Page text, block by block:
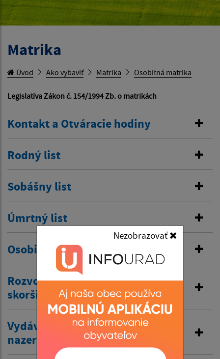
Nezobrazovať
Matrika
Úvod Ako vybaviť Matrika Osobitná matrika
Legislatíva Zákon č. 154/1994 Zb. o matrikách
Kontakt a Otváracie hodiny
Rodný list
Sobášny list
Úmrtný list
Osobitná matrika
Rozvod manželstva a prijatie
skoršieho priezviska
Vydávanie výpisov z matriky a
nazeranie do matriky